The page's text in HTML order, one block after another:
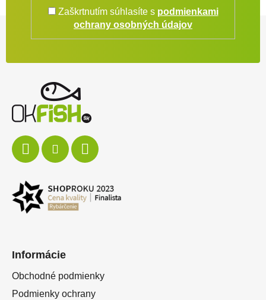
Zaškrtnutím súhlasíte s podmienkami
ochrany osobných údajov
Informácie
Obchodné podmienky
Podmienky ochrany